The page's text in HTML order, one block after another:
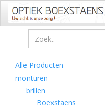
Alle Producten
monturen
brillen
Boexstaens